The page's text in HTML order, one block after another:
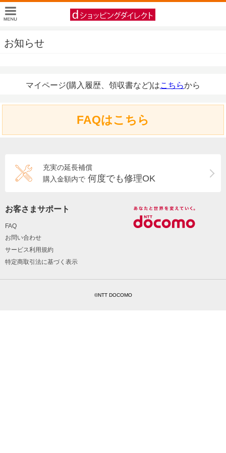
お知らせ
マイページ(購入履歴、領収書など)はこちらから
FAQはこちら
充実の延長補償
購入金額内で 何度でも修理OK
お客さまサポート
FAQ
お問い合わせ
サービス利用規約
特定商取引法に基づく表示
©NTT DOCOMO